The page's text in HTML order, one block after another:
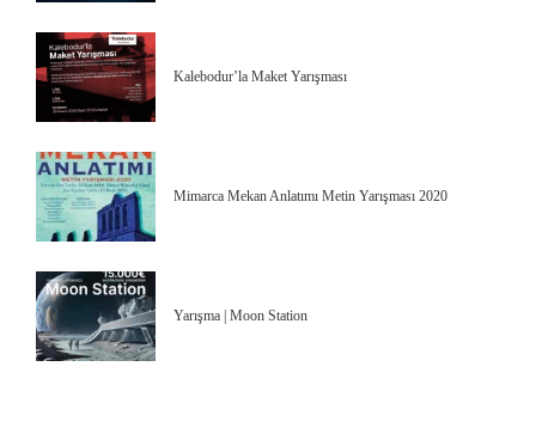
Kalebodur’la Maket Yarışması
Mimarca Mekan Anlatımı Metin Yarışması 2020
Yarışma | Moon Station